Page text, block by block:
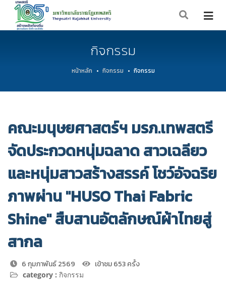
กิจกรรม
หน้าหลัก กิจกรรม กิจกรรม
คณะมนุษยศาสตร์ฯ มรภ.เทพสตรี
จัดประกวดหนุ่มฉลาด สาวเฉลียว
และหนุ่มสาวสร้างสรรค์ โชว์อัจฉริย
ภาพผ่าน "HUSO Thai Fabric
Shine" สืบสานอัตลักษณ์ผ้าไทยสู่
สากล
6 กุมภาพันธ์ 2569 เข้าชม 653 ครั้ง
category : กิจกรรม